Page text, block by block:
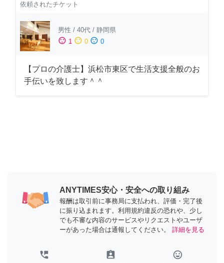
依頼されたチケット
男性 / 40代 / 静岡県
sentiment_satisfied 1 sentiment_neutral 0 sentiment_dissatisfied 0
【プロの介護士】浜松市東区で生活支援全般のお
手伝いを致します＾＾
ANYTIMES安心・安全への取り組み
報酬は取引前に事務局に支払われ、評価・完了後
に振り込まれます。利用規約違反の恐れや、少し
でも不審な内容のサービスやリクエストやユーザ
ーがあった場合は通報してください。
詳細を見る
perm_phone_msg assignment_ind tag_faces